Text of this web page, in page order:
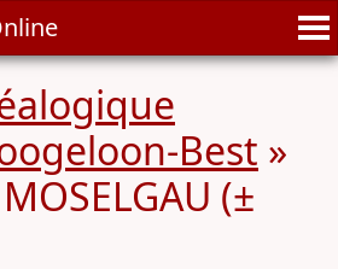
Best »
(±